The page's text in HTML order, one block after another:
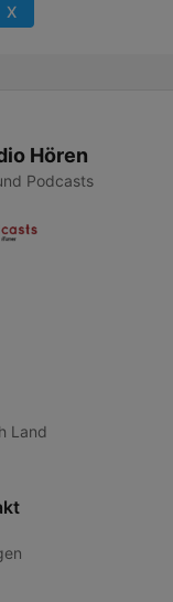
X
Hören
Podcasts
Land